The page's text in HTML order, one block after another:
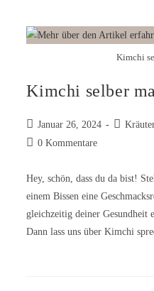
Kimchi
Kimchi selber
Januar 26, 2024
0 Kommentare
Hey, schön, dass du da bist!
einem Bissen eine
gleichzeitig deiner Gesundheit
Dann lass uns über Kimchi